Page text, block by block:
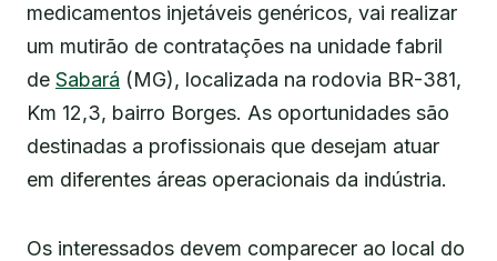
medicamentos injetáveis genéricos, vai realizar
um mutirão de contratações na unidade fabril
de Sabará (MG), localizada na rodovia BR-381,
Km 12,3, bairro Borges. As oportunidades são
destinadas a profissionais que desejam atuar
em diferentes áreas operacionais da indústria.
Os interessados devem comparecer ao local do